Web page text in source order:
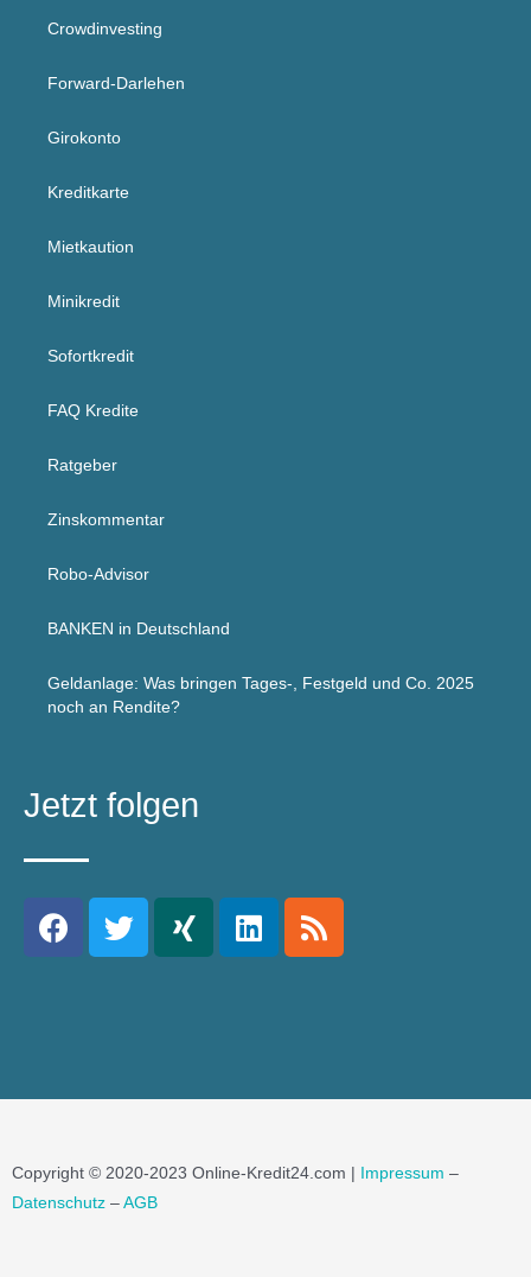
Crowdinvesting
Forward-Darlehen
Girokonto
Kreditkarte
Mietkaution
Minikredit
Sofortkredit
FAQ Kredite
Ratgeber
Zinskommentar
Robo-Advisor
BANKEN in Deutschland
Geldanlage: Was bringen Tages-, Festgeld und Co. 2025
noch an Rendite?
Jetzt folgen
Copyright © 2020-2023 Online-Kredit24.com | Impressum –
Datenschutz – AGB